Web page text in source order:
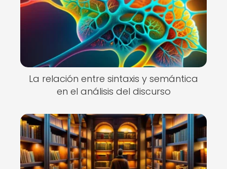
La relación entre sintaxis y semántica
en el análisis del discurso